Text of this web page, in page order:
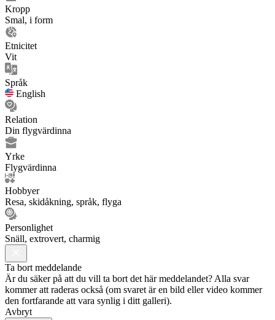
Kropp
Smal, i form
Etnicitet
Vit
Språk
English
Relation
Din flygvärdinna
Yrke
Flygvärdinna
Hobbyer
Resa, skidåkning, språk, flyga
Personlighet
Snäll, extrovert, charmig
Ta bort meddelande
Är du säker på att du vill ta bort det här meddelandet? Alla svar
kommer att raderas också (om svaret är en bild eller video kommer
den fortfarande att vara synlig i ditt galleri).
Avbryt